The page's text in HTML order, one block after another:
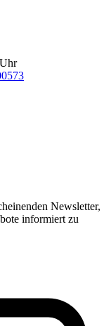
Newsletter,
informiert zu